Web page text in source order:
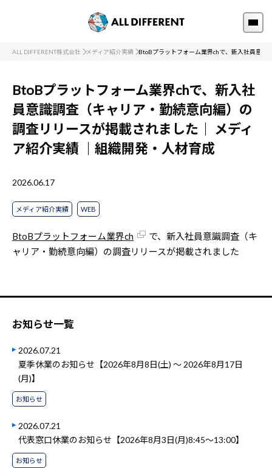
ALL DIFFERENT株式会社 メディア紹介実績 BtoBプラットフォーム業界chで、新入社員意識
BtoBプラットフォーム業界chで、新入社
員意識調査（キャリア・勤続意向編）の
調査リリースが掲載されました｜ メディ
ア紹介実績
｜組織開発・人材育成
2026.06.17
メディア紹介実績 WEB
BtoBプラットフォーム業界ch
で、新入社員意識調査（キ
ャリア・勤続意向編）の調査リリースが掲載されました
お知らせ一覧
2026.07.21
夏季休業のお知らせ【2026年8月8日(土) ～ 2026年8月17日
(月)】
お知らせ
2026.07.21
代表窓口休業のお知らせ【2026年8月3日(月)8:45～13:00】
お知らせ